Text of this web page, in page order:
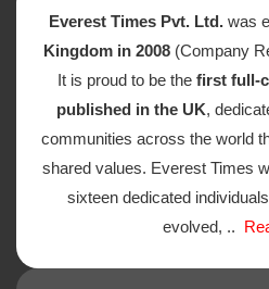
Everest Times Pvt. Ltd. was
Kingdom in 2008 (Company
It is proud to be the first full-
published in the UK,
communities across the world
shared values. Everest Times
sixteen dedicated
evolved, ..